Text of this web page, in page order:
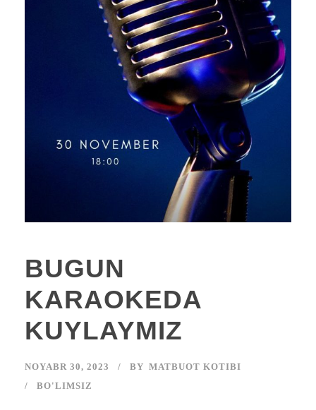
BUGUN
KARAOKEDA
KUYLAYMIZ
NOYABR 30, 2023 BY MATBUOT KOTIBI
BO'LIMSIZ